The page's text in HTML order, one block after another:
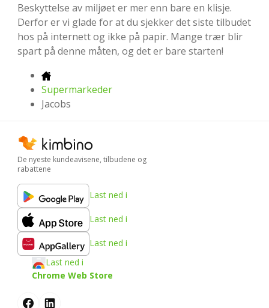
Beskyttelse av miljøet er mer enn bare en klisje.
Derfor er vi glade for at du sjekker det siste tilbudet
hos på internett og ikke på papir. Mange trær blir
spart på denne måten, og det er bare starten!
Supermarkeder
Jacobs
De nyeste kundeavisene, tilbudene og
rabattene
Last ned i
Last ned i
Last ned i
Last ned i
Chrome Web Store